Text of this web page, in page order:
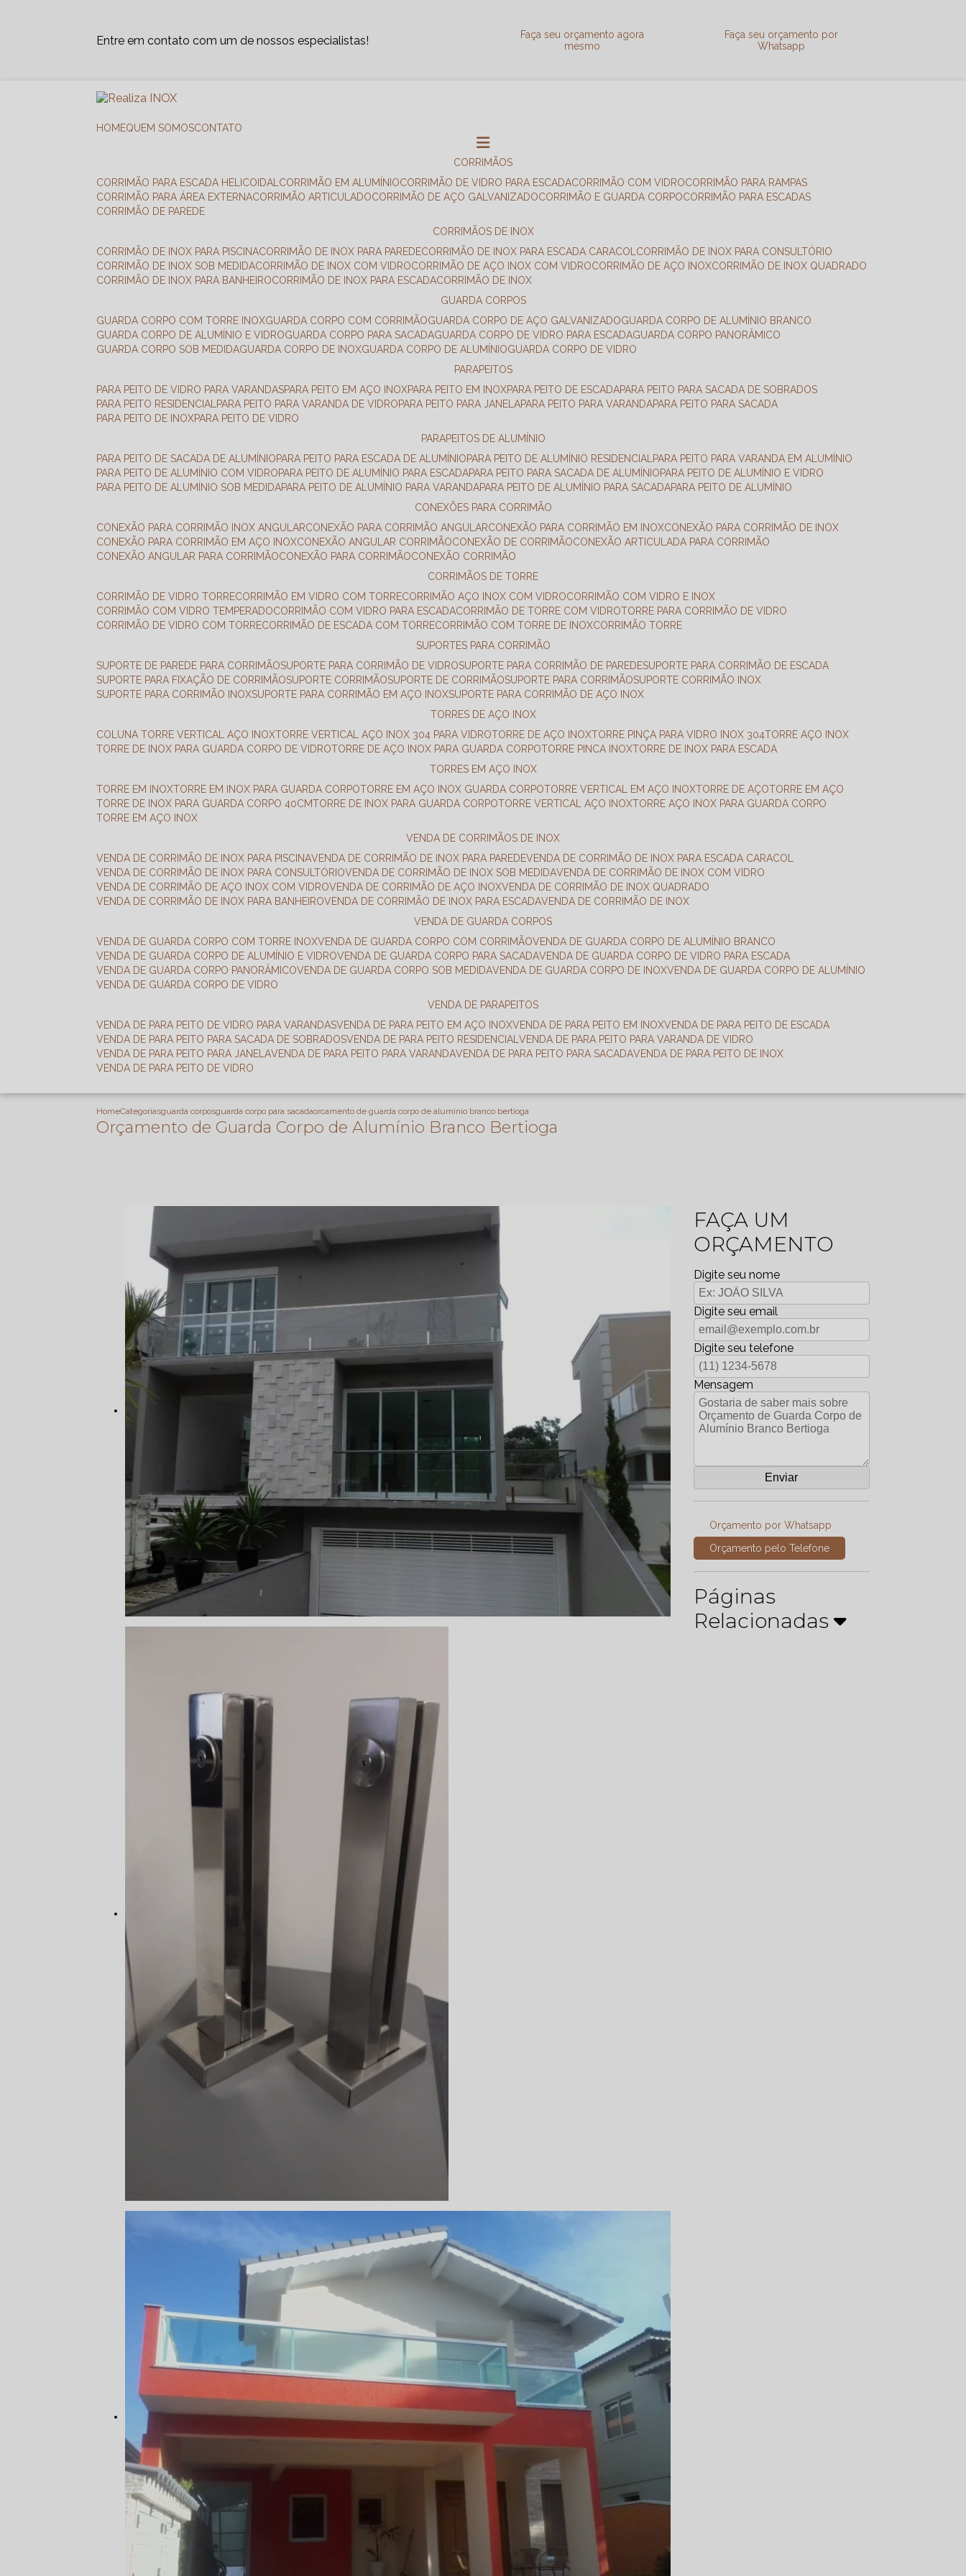
Entre em contato com um de nossos especialistas!
Faça seu orçamento agora
mesmo
Faça seu orçamento por
Whatsapp
HOME QUEM SOMOS CONTATO
CORRIMÃOS
CORRIMÃO PARA ESCADA HELICOIDAL
CORRIMÃO EM ALUMÍNIO CORRIMÃO DE VIDRO PARA ESCADA CORRIMÃO COM VIDRO
CORRIMÃO PARA RAMPAS
CORRIMÃO PARA ÁREA EXTERNA
CORRIMÃO ARTICULADO CORRIMÃO DE AÇO GALVANIZADO CORRIMÃO E GUARDA CORPO
CORRIMÃO PARA ESCADAS
CORRIMÃO DE PAREDE
CORRIMÃOS DE INOX
CORRIMÃO DE INOX PARA PISCINA
CORRIMÃO DE INOX PARA PAREDE CORRIMÃO DE INOX PARA ESCADA CARACOL
CORRIMÃO DE INOX PARA CONSULTÓRIO
CORRIMÃO DE INOX SOB MEDIDA
CORRIMÃO DE INOX COM VIDRO CORRIMÃO DE AÇO INOX COM VIDRO CORRIMÃO DE AÇO INOX
CORRIMÃO DE INOX QUADRADO
CORRIMÃO DE INOX PARA BANHEIRO
CORRIMÃO DE INOX PARA ESCADA
CORRIMÃO DE INOX
GUARDA CORPOS
GUARDA CORPO COM TORRE INOX
GUARDA CORPO COM CORRIMÃO GUARDA CORPO DE AÇO GALVANIZADO
GUARDA CORPO DE ALUMÍNIO BRANCO
GUARDA CORPO DE ALUMÍNIO E VIDRO
GUARDA CORPO PARA SACADA GUARDA CORPO DE VIDRO PARA ESCADA
GUARDA CORPO PANORÂMICO
GUARDA CORPO SOB MEDIDA
GUARDA CORPO DE INOX GUARDA CORPO DE ALUMÍNIO
GUARDA CORPO DE VIDRO
PARAPEITOS
PARA PEITO DE VIDRO PARA VARANDAS PARA PEITO EM AÇO INOX PARA PEITO EM INOX PARA PEITO DE ESCADA PARA PEITO PARA SACADA DE SOBRADOS
PARA PEITO RESIDENCIAL
PARA PEITO PARA VARANDA DE VIDRO PARA PEITO PARA JANELA PARA PEITO PARA VARANDA PARA PEITO PARA SACADA
PARA PEITO DE INOX PARA PEITO DE VIDRO
PARAPEITOS DE ALUMÍNIO
PARA PEITO DE SACADA DE ALUMÍNIO PARA PEITO PARA ESCADA DE ALUMÍNIO PARA PEITO DE ALUMÍNIO RESIDENCIAL
PARA PEITO PARA VARANDA EM ALUMÍNIO
PARA PEITO DE ALUMÍNIO COM VIDRO PARA PEITO DE ALUMÍNIO PARA ESCADA PARA PEITO PARA SACADA DE ALUMÍNIO PARA PEITO DE ALUMÍNIO E VIDRO
PARA PEITO DE ALUMÍNIO SOB MEDIDA PARA PEITO DE ALUMÍNIO PARA VARANDA PARA PEITO DE ALUMÍNIO PARA SACADA PARA PEITO DE ALUMÍNIO
CONEXÕES PARA CORRIMÃO
CONEXÃO PARA CORRIMÃO INOX ANGULAR
CONEXÃO PARA CORRIMÃO ANGULAR CONEXÃO PARA CORRIMÃO EM INOX
CONEXÃO PARA CORRIMÃO DE INOX
CONEXÃO PARA CORRIMÃO EM AÇO INOX
CONEXÃO ANGULAR CORRIMÃO CONEXÃO DE CORRIMÃO
CONEXÃO ARTICULADA PARA CORRIMÃO
CONEXÃO ANGULAR PARA CORRIMÃO
CONEXÃO PARA CORRIMÃO
CONEXÃO CORRIMÃO
CORRIMÃOS DE TORRE
CORRIMÃO DE VIDRO TORRE
CORRIMÃO EM VIDRO COM TORRE CORRIMÃO AÇO INOX COM VIDRO
CORRIMÃO COM VIDRO E INOX
CORRIMÃO COM VIDRO TEMPERADO
CORRIMÃO COM VIDRO PARA ESCADA CORRIMÃO DE TORRE COM VIDRO TORRE PARA CORRIMÃO DE VIDRO
CORRIMÃO DE VIDRO COM TORRE
CORRIMÃO DE ESCADA COM TORRE CORRIMÃO COM TORRE DE INOX
CORRIMÃO TORRE
SUPORTES PARA CORRIMÃO
SUPORTE DE PAREDE PARA CORRIMÃO
SUPORTE PARA CORRIMÃO DE VIDRO SUPORTE PARA CORRIMÃO DE PAREDE SUPORTE PARA CORRIMÃO DE ESCADA
SUPORTE PARA FIXAÇÃO DE CORRIMÃO
SUPORTE CORRIMÃO SUPORTE DE CORRIMÃO SUPORTE PARA CORRIMÃO
SUPORTE CORRIMÃO INOX
SUPORTE PARA CORRIMÃO INOX SUPORTE PARA CORRIMÃO EM AÇO INOX SUPORTE PARA CORRIMÃO DE AÇO INOX
TORRES DE AÇO INOX
COLUNA TORRE VERTICAL AÇO INOX TORRE VERTICAL AÇO INOX 304 PARA VIDRO TORRE DE AÇO INOX TORRE PINÇA PARA VIDRO INOX 304 TORRE AÇO INOX
TORRE DE INOX PARA GUARDA CORPO DE VIDRO TORRE DE AÇO INOX PARA GUARDA CORPO TORRE PINCA INOX TORRE DE INOX PARA ESCADA
TORRES EM AÇO INOX
TORRE EM INOX TORRE EM INOX PARA GUARDA CORPO TORRE EM AÇO INOX GUARDA CORPO TORRE VERTICAL EM AÇO INOX TORRE DE AÇO TORRE EM AÇO
TORRE DE INOX PARA GUARDA CORPO 40CM TORRE DE INOX PARA GUARDA CORPO TORRE VERTICAL AÇO INOX TORRE AÇO INOX PARA GUARDA CORPO
TORRE EM AÇO INOX
VENDA DE CORRIMÃOS DE INOX
VENDA DE CORRIMÃO DE INOX PARA PISCINA
VENDA DE CORRIMÃO DE INOX PARA PAREDE
VENDA DE CORRIMÃO DE INOX PARA ESCADA CARACOL
VENDA DE CORRIMÃO DE INOX PARA CONSULTÓRIO
VENDA DE CORRIMÃO DE INOX SOB MEDIDA
VENDA DE CORRIMÃO DE INOX COM VIDRO
VENDA DE CORRIMÃO DE AÇO INOX COM VIDRO
VENDA DE CORRIMÃO DE AÇO INOX
VENDA DE CORRIMÃO DE INOX QUADRADO
VENDA DE CORRIMÃO DE INOX PARA BANHEIRO
VENDA DE CORRIMÃO DE INOX PARA ESCADA
VENDA DE CORRIMÃO DE INOX
VENDA DE GUARDA CORPOS
VENDA DE GUARDA CORPO COM TORRE INOX
VENDA DE GUARDA CORPO COM CORRIMÃO
VENDA DE GUARDA CORPO DE ALUMÍNIO BRANCO
VENDA DE GUARDA CORPO DE ALUMÍNIO E VIDRO
VENDA DE GUARDA CORPO PARA SACADA
VENDA DE GUARDA CORPO DE VIDRO PARA ESCADA
VENDA DE GUARDA CORPO PANORÂMICO
VENDA DE GUARDA CORPO SOB MEDIDA VENDA DE GUARDA CORPO DE INOX
VENDA DE GUARDA CORPO DE ALUMÍNIO
VENDA DE GUARDA CORPO DE VIDRO
VENDA DE PARAPEITOS
VENDA DE PARA PEITO DE VIDRO PARA VARANDAS
VENDA DE PARA PEITO EM AÇO INOX VENDA DE PARA PEITO EM INOX
VENDA DE PARA PEITO DE ESCADA
VENDA DE PARA PEITO PARA SACADA DE SOBRADOS
VENDA DE PARA PEITO RESIDENCIAL
VENDA DE PARA PEITO PARA VARANDA DE VIDRO
VENDA DE PARA PEITO PARA JANELA
VENDA DE PARA PEITO PARA VARANDA VENDA DE PARA PEITO PARA SACADA
VENDA DE PARA PEITO DE INOX
VENDA DE PARA PEITO DE VIDRO
HomeCategoriasguarda corposguarda corpo para sacadaorcamento de guarda corpo de aluminio branco bertioga
Orçamento de Guarda Corpo de Alumínio Branco Bertioga
FAÇA UM
ORÇAMENTO
Digite seu nome
Digite seu email
Digite seu telefone
Mensagem
Orçamento por Whatsapp
Orçamento pelo Telefone
Páginas
Relacionadas